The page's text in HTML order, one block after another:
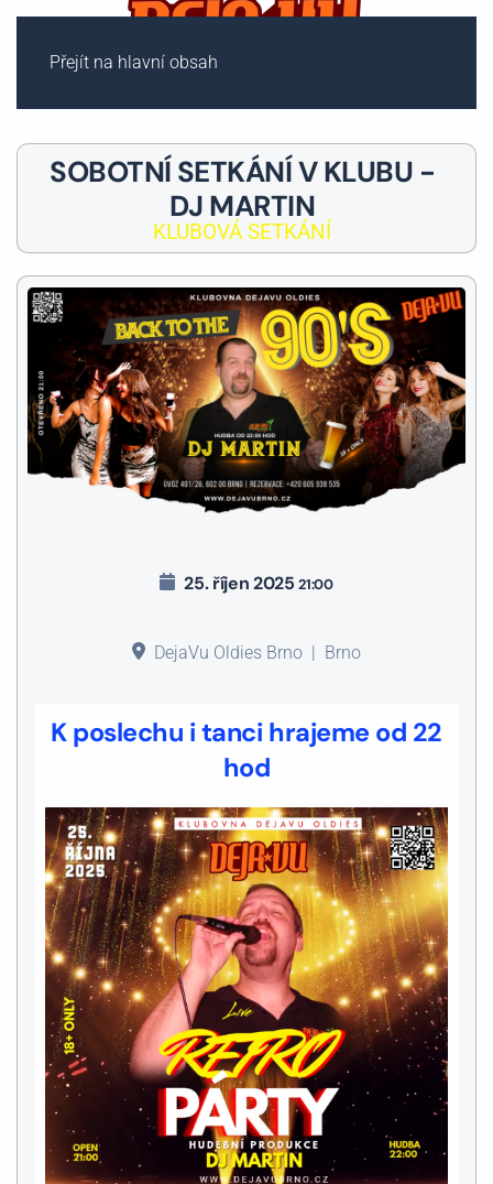
Přejít na hlavní obsah
SOBOTNÍ SETKÁNÍ V KLUBU -
DJ MARTIN
KLUBOVÁ SETKÁNÍ
25. říjen 2025 21:00
DejaVu Oldies Brno | Brno
K poslechu i tanci hrajeme od 22
hod